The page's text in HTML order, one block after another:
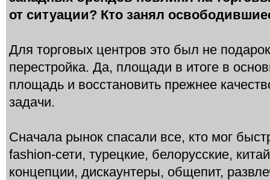
от ситуации? Кто занял
Для торговых центров это был не
перестройка. Да, площади в итоге в
площадь и восстановить прежнее
задачи.
Сначала рынок спасали все, кто мог
fashion-сети, турецкие, белорусские,
концепции, дискаунтеры, общепит,